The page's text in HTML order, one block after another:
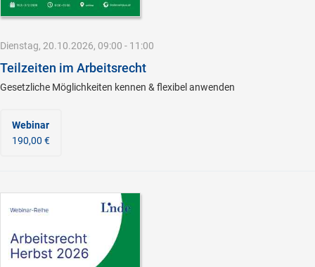
Dienstag, 20.10.2026, 09:00 - 11:00
Teilzeiten im Arbeitsrecht
Gesetzliche Möglichkeiten kennen & flexibel anwenden
Webinar
190,00 €